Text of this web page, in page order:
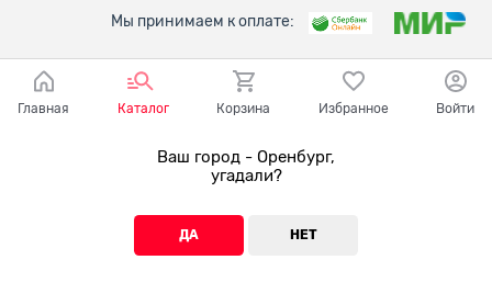
Мы принимаем к оплате:
Главная Каталог Корзина Избранное Войти
Ваш город - Оренбург,
угадали?
ДА НЕТ